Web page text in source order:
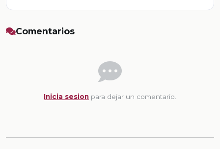
Comentarios
Inicia sesion para dejar un comentario.